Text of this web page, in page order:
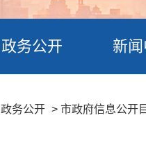
政务公开 新
政务公开 > 市政府信息公开